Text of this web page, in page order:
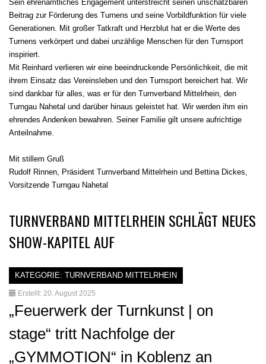
Sein ehrenamtliches Engagement unterstreicht seinen unschätzbaren
Beitrag zur Förderung des Turnens und seine Vorbildfunktion für viele
Generationen. Mit großer Tatkraft und Herzblut hat er die Werte des
Turnens verkörpert und dabei unzählige Menschen für den Turnsport
inspiriert.
Mit Reinhard verlieren wir eine beeindruckende Persönlichkeit, die mit
ihrem Einsatz das Vereinsleben und den Turnsport bereichert hat. Wir
sind dankbar für alles, was er für den Turnverband Mittelrhein, den
Turngau Nahetal und darüber hinaus geleistet hat. Wir werden ihm ein
ehrendes Andenken bewahren. Seiner Familie gilt unsere aufrichtige
Anteilnahme.
Mit stillem Gruß
Rudolf Rinnen, Präsident Turnverband Mittelrhein und Bettina Dickes,
Vorsitzende Turngau Nahetal
TURNVERBAND MITTELRHEIN SCHLÄGT NEUES
SHOW-KAPITEL AUF
KATEGORIE: TURNVERBAND MITTELRHEIN
Erstellt: 20. August 2025
„Feuerwerk der Turnkunst | on
stage“ tritt Nachfolge der
„GYMMOTION“ in Koblenz an